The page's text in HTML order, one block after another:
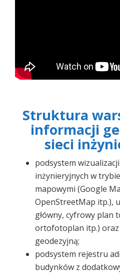
Struktura
informacji
sieci
podsystem
inżynieryjnych w trybie
mapowymi (Google
OpenStreetMap itp.),
główny, cyfrowy plan
ortofotoplan itp.)
geodezyjną;
podsystem rejestru
budynków z